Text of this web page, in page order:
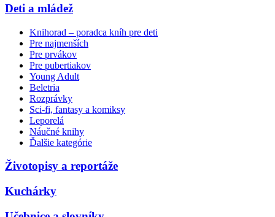
Deti a mládež
Knihorad – poradca kníh pre deti
Pre najmenších
Pre prvákov
Pre pubertiakov
Young Adult
Beletria
Rozprávky
Sci-fi, fantasy a komiksy
Leporelá
Náučné knihy
Ďalšie kategórie
Životopisy a reportáže
Kuchárky